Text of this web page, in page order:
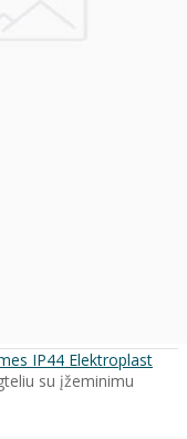
IP44 Elektroplast
su įžeminimu